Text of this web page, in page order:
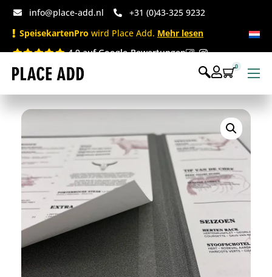
info@place-add.nl
+31 (0)43-325 9232
SpeisekartenPro wird Place Add. Mehr lesen
4.9 auf Google-Bewertungen
Speisekarten
Einwegartikel Shop
Tischaccessoires & Co
0